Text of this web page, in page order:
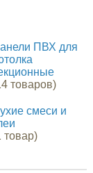
ПВХ для
товаров)
смеси и
товар)